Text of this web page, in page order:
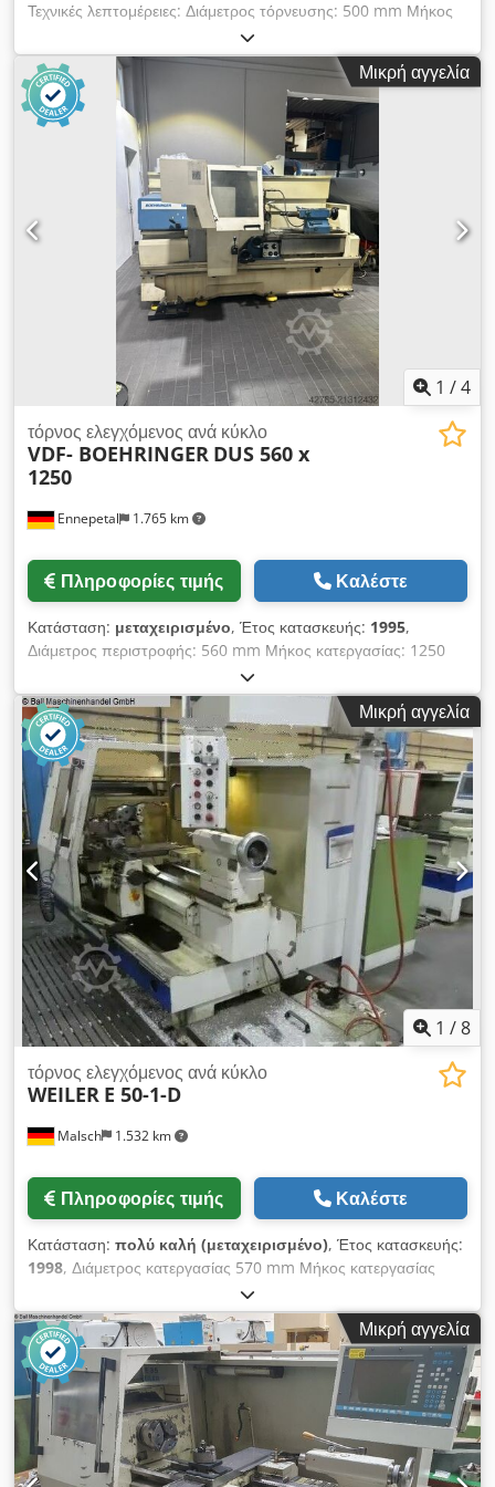
Τεχνικές λεπτομέρειες: Διάμετρος τόρνευσης: 500 mm Μήκος
τόρνευσης: 1500 mm Διάμετρος τόρνευσης πάνω από τον
εγκάρσιο οδηγό: 290 mm Διάμετρος οπής ατράκτου: 71 mm
Εύρος στροφών: 3 - 2800 στρ./λεπτό Ταχύτητα ταχείας
μετακίνησης: 10 / 5 m/min Ταχύτητα πρόωσης: 1 - 2000
mm/min Συνολική ισχύς: 22 kW Βάρος μηχανήματος περ.: 3,2
t Απαιτούμενος χώρος περ.: 3,0 x 1,6 x 2 m με κυκλικό έλεγχο
R&D MTC-K Κάτοχος εργαλείων PARAT 1 σταθερή λενέττα
διαμ. 100 mm Dsdpfxjwwlvlj Ac Teck Πλατό διαμ. 500 mm
Σύστημα ψύξης
Μικρή αγγελία
1 /4
Ennepetal 1.765 km
τόρνος ελεγχόμενος ανά κύκλο
VDF- BOEHRINGER DUS 560 x
1250
Πληροφορίες τιμής Καλέστε
Κατάσταση: μεταχειρισμένο, Έτος κατασκευής: 1995,
Διάμετρος περιστροφής: 560 mm Μήκος κατεργασίας: 1250
mm Έλεγχος: Sinumerik 805 Διάμετρος περιστροφής πάνω
από το εγκάρσιο τραπέζι: 340 mm Διάτρηση ατράκτου: 63 mm
Στροφές ατράκτου: 3 - 2500 σ.α.λ. Βαθμίδες τροφοδοσίας -
διαμήκεις: 0,001 - 3 mm/περ. Βαθμίδες τροφοδοσίας -
εγκάρσιες: 0,001 - 3 mm/περ. Ταχεία κίνηση διαμήκης: 7 m/
λεπτό Ταχεία κίνηση εγκάρσια: 3,5 m/λεπτό Dsdpjymp Suofx
Ac Teck Σπειρώματα - χιλιοστά: 0,5 - 140 mm Σπειρώματα -
ίντσες: 1/4 - 56 σπείρες/ίντσα Σπειρώματα - module: mm
Κύρια ισχύς κινητήρα: 19 kW Μέγιστο μήκος σύσφιξης: 2250
mm Συνολική απαίτηση ισχύος: 24 kW Βάρος μηχανήματος:
περ. 4,8 t Διαστάσεις (ΠxΒxΥ): περ. 4,0 x 1,65 x 1,75 m
Κυκλικός έλεγχος Siemens Sinumerik 805 για κωνική
τόρνευση, κοπή σπειρώματος και κύκλο αφαίρεσης υλικού,
γρήγορος εναλλάξιμος συγκρατητής εργαλείων Multifix Gr.
"C", συμπερ. τριών σιαγόνων τσοκ και επιστήριξης.
Μικρή αγγελία
1 /8
Malsch 1.532 km
τόρνος ελεγχόμενος ανά κύκλο
WEILER E 50-1-D
Πληροφορίες τιμής Καλέστε
Κατάσταση: πολύ καλή (μεταχειρισμένο), Έτος κατασκευής:
1998, Διάμετρος κατεργασίας 570 mm Μήκος κατεργασίας
1000 mm Έλεγχος Siemens / Weiler D2 Djdpfey D T Uvox Ac
Tjck Βάρος μηχανήματος περ. 3,2 τόνους Απαιτούμενος χώρος
περ. 3,0 x 2,0 x 1,9 μ
Μικρή αγγελία